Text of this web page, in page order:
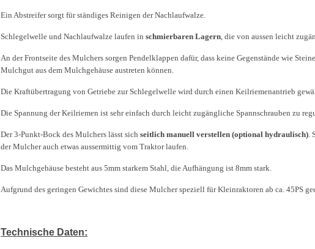
Ein Abstreifer sorgt für ständiges Reinigen der Nachlaufwalze.
Schlegelwelle und Nachlaufwalze laufen in schmierbaren Lagern, die von aussen leicht
An der Frontseite des Mulchers sorgen Pendelklappen dafür, dass keine Gegenstände wie
Mulchgut aus dem Mulchgehäuse austreten können.
Die Kraftübertragung von Getriebe zur Schlegelwelle wird durch einen Keilriemenantrieb
Die Spannung der Keilriemen ist sehr einfach durch leicht zugängliche Spannschrauben zu
Der 3-Punkt-Bock des Mulchers lässt sich seitlich manuell verstellen (optional hydraulisch).
der Mulcher auch etwas aussermittig vom Traktor laufen.
Das Mulchgehäuse besteht aus 5mm starkem Stahl, die Aufhängung ist 8mm stark.
Aufgrund des geringen Gewichtes sind diese Mulcher speziell für Kleinraktoren ab ca. 45PS
Technische Daten: